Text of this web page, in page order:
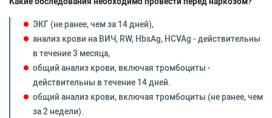
ЭКГ (не ранее, чем за 14 дней),
анализ крови на ВИЧ, RW, HbsAg, HCVAg - действительны
в течение 3 месяца,
общий анализ крови, включая тромбоциты -
действительны в течение 14 дней.
общий анализ крови, включая тромбоциты (не ранее, чем
за 2 недели).